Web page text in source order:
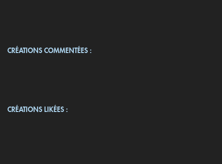
CRÉATIONS COMMENTÉES :
CRÉATIONS LIKÉES :